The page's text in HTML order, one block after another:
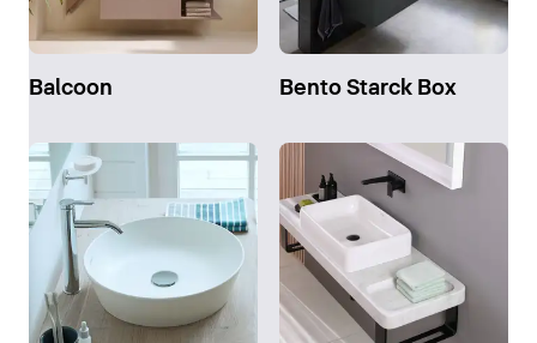
Balcoon Bento Starck Box